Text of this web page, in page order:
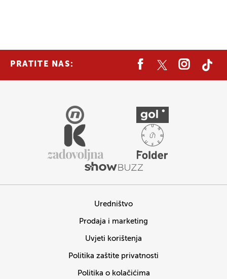
PRATITE NAS:
Uredništvo
Prodaja i marketing
Uvjeti korištenja
Politika zaštite privatnosti
Politika o kolačićima